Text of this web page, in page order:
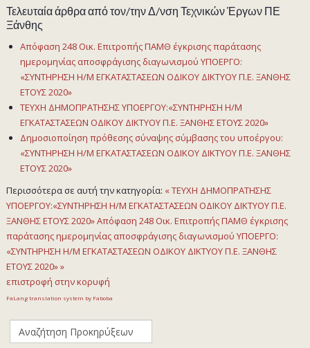
Τελευταία άρθρα από τον/την Δ/νση Τεχνικών Έργων ΠΕ
Ξάνθης
Απόφαση 248 Οικ. Επιτροπής ΠΑΜΘ έγκρισης παράτασης
ημερομηνίας αποσφράγισης διαγωνισμού ΥΠΟΕΡΓΟ:
«ΣΥΝΤΗΡΗΣΗ Η/Μ ΕΓΚΑΤΑΣΤΑΣΕΩΝ ΟΔΙΚΟΥ ΔΙΚΤΥΟΥ Π.Ε. ΞΑΝΘΗΣ
ΕΤΟΥΣ 2020»
ΤΕΥΧΗ ΔΗΜΟΠΡΑΤΗΣΗΣ ΥΠΟΕΡΓΟΥ:«ΣΥΝΤΗΡΗΣΗ Η/Μ
ΕΓΚΑΤΑΣΤΑΣΕΩΝ ΟΔΙΚΟΥ ΔΙΚΤΥΟΥ Π.Ε. ΞΑΝΘΗΣ ΕΤΟΥΣ 2020»
Δημοσιοποίηση πρόθεσης σύναψης σύμβασης του υποέργου:
«ΣΥΝΤΗΡΗΣΗ Η/Μ ΕΓΚΑΤΑΣΤΑΣΕΩΝ ΟΔΙΚΟΥ ΔΙΚΤΥΟΥ Π.Ε. ΞΑΝΘΗΣ
ΕΤΟΥΣ 2020»
Περισσότερα σε αυτή την κατηγορία: « ΤΕΥΧΗ ΔΗΜΟΠΡΑΤΗΣΗΣ
ΥΠΟΕΡΓΟΥ:«ΣΥΝΤΗΡΗΣΗ Η/Μ ΕΓΚΑΤΑΣΤΑΣΕΩΝ ΟΔΙΚΟΥ ΔΙΚΤΥΟΥ Π.Ε.
ΞΑΝΘΗΣ ΕΤΟΥΣ 2020»Απόφαση 248 Οικ. Επιτροπής ΠΑΜΘ έγκρισης
παράτασης ημερομηνίας αποσφράγισης διαγωνισμού ΥΠΟΕΡΓΟ:
«ΣΥΝΤΗΡΗΣΗ Η/Μ ΕΓΚΑΤΑΣΤΑΣΕΩΝ ΟΔΙΚΟΥ ΔΙΚΤΥΟΥ Π.Ε. ΞΑΝΘΗΣ
ΕΤΟΥΣ 2020» »
επιστροφή στην κορυφή
FaLang translation system by Faboba